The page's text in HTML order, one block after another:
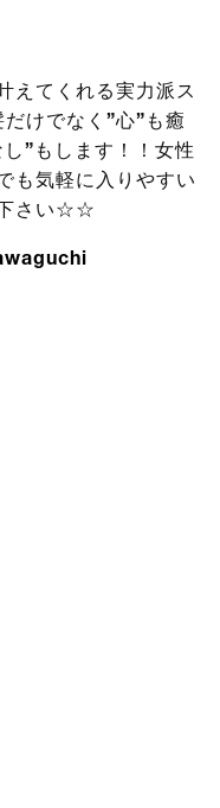
えてくれる実力派ス
けでなく”心”も癒
”もします！！女性
も気軽に入りやすい
下さい☆☆